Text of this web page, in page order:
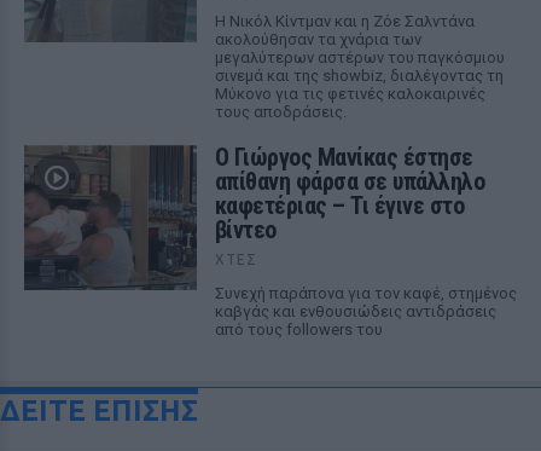
Η Νικόλ Κίντμαν και η Ζόε Σαλντάνα
ακολούθησαν τα χνάρια των
μεγαλύτερων αστέρων του παγκόσμιου
σινεμά και της showbiz, διαλέγοντας τη
Μύκονο για τις φετινές καλοκαιρινές
τους αποδράσεις.
Ο Γιώργος Μανίκας έστησε
απίθανη φάρσα σε υπάλληλο
καφετέριας – Τι έγινε στο
βίντεο
ΧΤΕΣ
Συνεχή παράπονα για τον καφέ, στημένος
καβγάς και ενθουσιώδεις αντιδράσεις
από τους followers του
ΔΕΙΤΕ ΕΠΙΣΗΣ